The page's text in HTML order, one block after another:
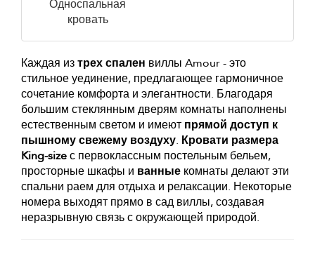
Односпальная
кровать
Каждая изтрех спален виллы Amour - это
стильное уединение, предлагающее гармоничное
сочетание комфорта и элегантности. Благодаря
большим стеклянным дверям комнаты наполнены
естественным светом и имеют прямой доступ к
пышному свежему воздуху. Кровати размера
King-sizeс первоклассным постельным бельем,
просторные шкафы и ванные комнаты делают эти
спальни раем для отдыха и релаксации. Некоторые
номера выходят прямо в сад виллы, создавая
неразрывную связь с окружающей природой.